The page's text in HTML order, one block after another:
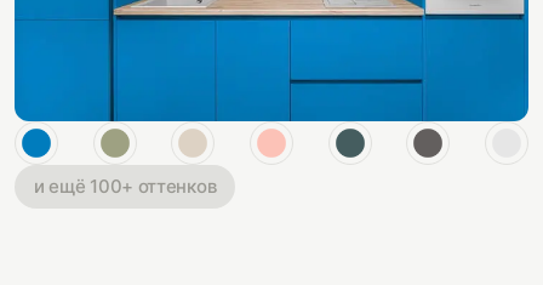
и ещё 100+ оттенков